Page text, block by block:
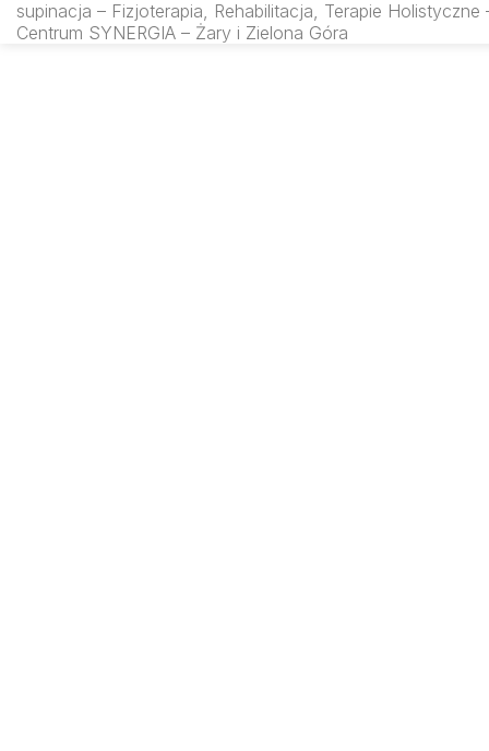
rfmsynergia.pl
supinacja – Fizjoterapia, Rehabilitacja, Terapie Holistyczne
Centrum SYNERGIA – Żary i Zielona Góra